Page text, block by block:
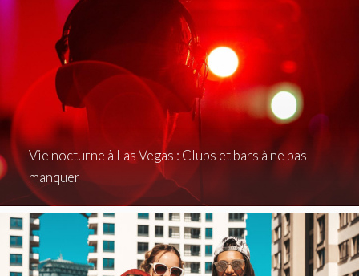
Vie nocturne à Las Vegas : Clubs et bars à ne pas
manquer